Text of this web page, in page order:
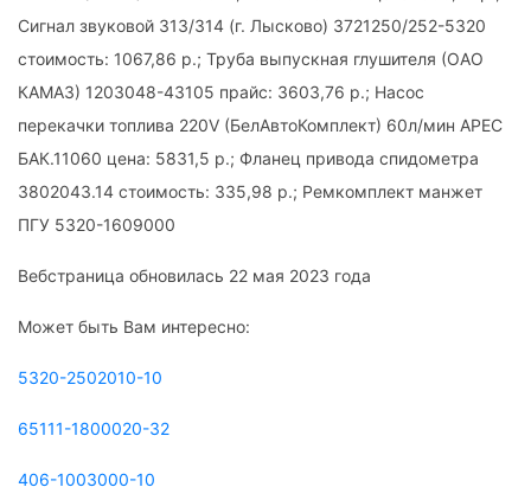
Сигнал звуковой 313/314 (г. Лысково) 3721250/252-5320
стоимость: 1067,86 р.; Труба выпускная глушителя (ОАО
КАМАЗ) 1203048-43105 прайс: 3603,76 р.; Насос
перекачки топлива 220V (БелАвтоКомплект) 60л/мин АРЕС
БАК.11060 цена: 5831,5 р.; Фланец привода спидометра
3802043.14 стоимость: 335,98 р.; Ремкомплект манжет
ПГУ 5320-1609000
Вебстраница обновилась 22 мая 2023 года
Может быть Вам интересно:
5320-2502010-10
65111-1800020-32
406-1003000-10